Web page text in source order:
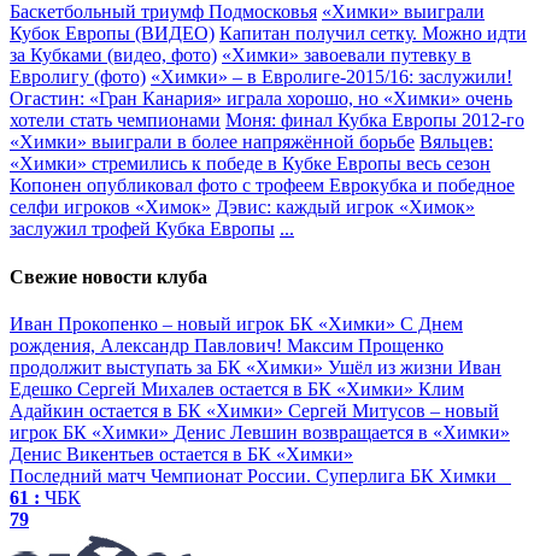
Баскетбольный триумф Подмосковья «Химки» выиграли
Кубок Европы (ВИДЕО) Капитан получил сетку. Можно идти
за Кубками (видео, фото) «Химки» завоевали путевку в
Евролигу (фото) «Химки» – в Евролиге-2015/16: заслужили!
Огастин: «Гран Канария» играла хорошо, но «Химки» очень
хотели стать чемпионами Моня: финал Кубка Европы 2012-го
«Химки» выиграли в более напряжённой борьбе Вяльцев:
«Химки» стремились к победе в Кубке Европы весь сезон
Копонен опубликовал фото с трофеем Еврокубка и победное
селфи игроков «Химок» Дэвис: каждый игрок «Химок»
заслужил трофей Кубка Европы ...
Свежие новости клуба
Иван Прокопенко – новый игрок БК «Химки» С Днем
рождения, Александр Павлович! Максим Прощенко
продолжит выступать за БК «Химки» Ушёл из жизни Иван
Едешко Сергей Михалев остается в БК «Химки» Клим
Адайкин остается в БК «Химки» Сергей Митусов – новый
игрок БК «Химки» Денис Левшин возвращается в «Химки»
Денис Викентьев остается в БК «Химки»
Последний матч Чемпионат России. Суперлига БК Химки
61 : ЧБК
79